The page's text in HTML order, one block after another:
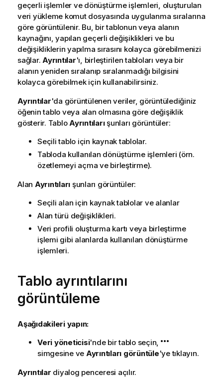
geçerli işlemler ve dönüştürme işlemleri, oluşturulan
veri yükleme komut dosyasında uygulanma sıralarına
göre görüntülenir. Bu, bir tablonun veya alanın
kaynağını, yapılan geçerli değişiklikleri ve bu
değişikliklerin yapılma sırasını kolayca görebilmenizi
sağlar. Ayrıntılar'ı, birleştirilen tabloları veya bir
alanın yeniden sıralanıp sıralanmadığı bilgisini
kolayca görebilmek için kullanabilirsiniz.
Ayrıntılar'da görüntülenen veriler, görüntülediğiniz
öğenin tablo veya alan olmasına göre değişiklik
gösterir. TabloAyrıntılarışunları görüntüler:
Seçili tablo için kaynak tablolar.
Tabloda kullanılan dönüştürme işlemleri (örn.
özetlemeyi açma ve birleştirme).
Alan Ayrıntıları şunları görüntüler:
Seçili alan için kaynak tablolar ve alanlar
Alan türü değişiklikleri.
Veri profili oluşturma kartı veya birleştirme
işlemi gibi alanlarda kullanılan dönüştürme
işlemleri.
Tablo ayrıntılarını
görüntüleme
Aşağıdakileri yapın:
Veri yöneticisi'nde bir tablo seçin,
simgesine ve Ayrıntıları görüntüle'ye tıklayın.
Ayrıntılar diyalog penceresi açılır.